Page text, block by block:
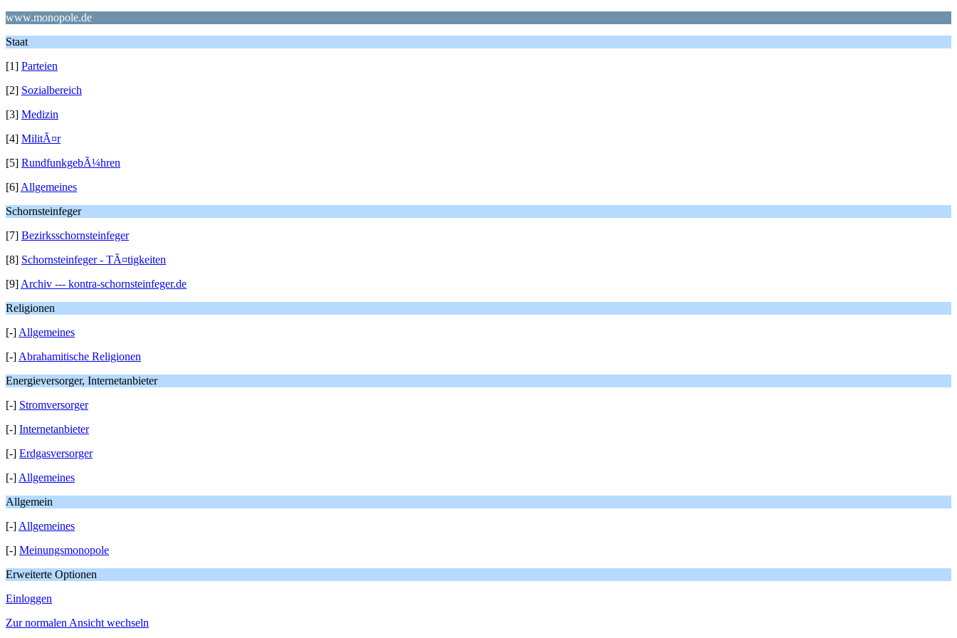
www.monopole.de
Staat
[1] Parteien
[2] Sozialbereich
[3] Medizin
[4] MilitÃ¤r
[5] RundfunkgebÃ¼hren
[6] Allgemeines
Schornsteinfeger
[7] Bezirksschornsteinfeger
[8] Schornsteinfeger - TÃ¤tigkeiten
[9] Archiv --- kontra-schornsteinfeger.de
Religionen
[-] Allgemeines
[-] Abrahamitische Religionen
Energieversorger, Internetanbieter
[-] Stromversorger
[-] Internetanbieter
[-] Erdgasversorger
[-] Allgemeines
Allgemein
[-] Allgemeines
[-] Meinungsmonopole
Erweiterte Optionen
Einloggen
Zur normalen Ansicht wechseln